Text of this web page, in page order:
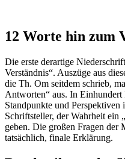
12 Worte hin zum
Die erste derartige
Verständnis“. Auszüge aus
die Th. Om seitdem schrieb,
Antworten“ aus. In
Standpunkte und Perspektiven
Schriftsteller, der Wahrheit ein
geben. Die großen Fragen der
tatsächlich, finale Erklärung.